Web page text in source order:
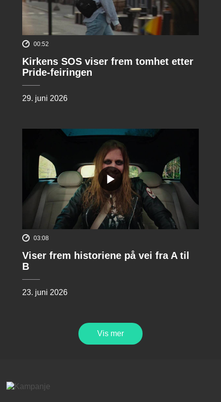
00:52
Kirkens SOS viser frem tomhet etter
Pride-feiringen
29. juni 2026
03:08
Viser frem historiene på vei fra A til
B
23. juni 2026
Vis mer